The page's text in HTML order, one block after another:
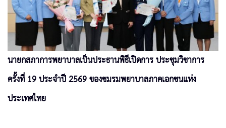
นายกสภาการพยาบาลเป็นประธานพิธีเปิดการ ประชุมวิชาการ
ครั้งที่ 19 ประจำปี 2569 ของชมรมพยาบาลภาคเอกชนแห่ง
ประเทศไทย